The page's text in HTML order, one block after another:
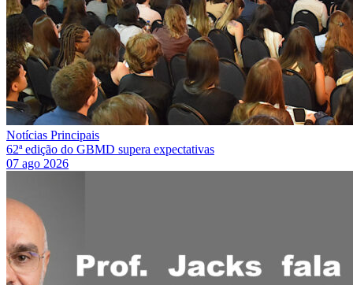
Notícias Principais
62ª edição do GBMD supera expectativas
07 ago 2026